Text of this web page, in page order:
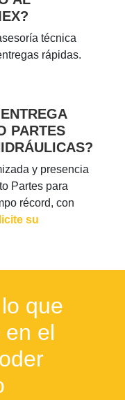
técnica
rápidas.
PARTES
y presencia
Partes para
récord, con
su
que
en el